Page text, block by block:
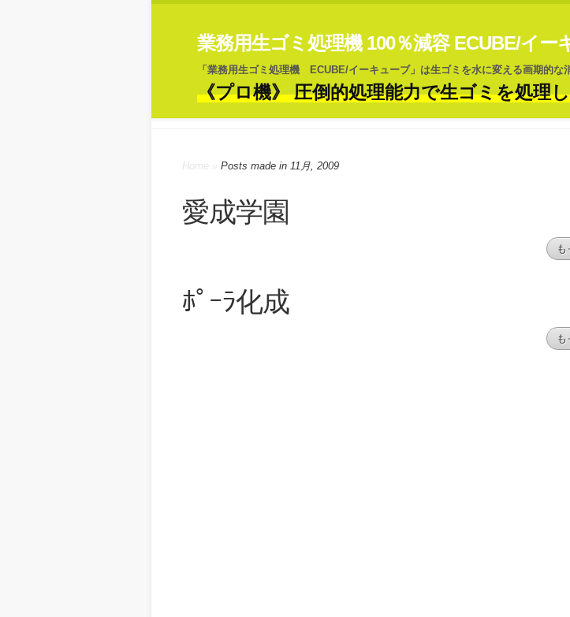
業務用生ゴミ処理機 100％減容 ECUBE/イー
「業務用生ゴミ処理機 ECUBE/イーキューブ」は生ゴミを水に変える画期的な
《プロ機》 圧倒的処理能力で生ゴミを処理
Home Posts made in 11月, 2009
愛成学園
も
ﾎﾟｰﾗ化成
も